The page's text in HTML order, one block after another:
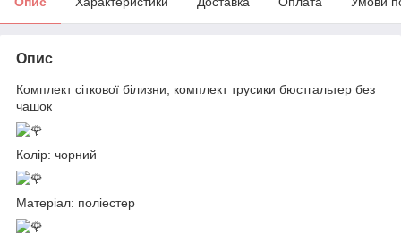
Опис
Комплект сіткової білизни, комплект трусики бюстгальтер без
чашок
Колір: чорний
Матеріал: поліестер